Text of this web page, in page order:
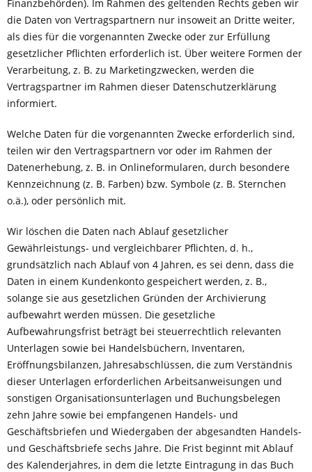
Finanzbehörden). Im Rahmen des geltenden Rechts geben wir
die Daten von Vertragspartnern nur insoweit an Dritte weiter,
als dies für die vorgenannten Zwecke oder zur Erfüllung
gesetzlicher Pflichten erforderlich ist. Über weitere Formen der
Verarbeitung, z. B. zu Marketingzwecken, werden die
Vertragspartner im Rahmen dieser Datenschutzerklärung
informiert.
Welche Daten für die vorgenannten Zwecke erforderlich sind,
teilen wir den Vertragspartnern vor oder im Rahmen der
Datenerhebung, z. B. in Onlineformularen, durch besondere
Kennzeichnung (z. B. Farben) bzw. Symbole (z. B. Sternchen
o.ä.), oder persönlich mit.
Wir löschen die Daten nach Ablauf gesetzlicher
Gewährleistungs- und vergleichbarer Pflichten, d. h.,
grundsätzlich nach Ablauf von 4 Jahren, es sei denn, dass die
Daten in einem Kundenkonto gespeichert werden, z. B.,
solange sie aus gesetzlichen Gründen der Archivierung
aufbewahrt werden müssen. Die gesetzliche
Aufbewahrungsfrist beträgt bei steuerrechtlich relevanten
Unterlagen sowie bei Handelsbüchern, Inventaren,
Eröffnungsbilanzen, Jahresabschlüssen, die zum Verständnis
dieser Unterlagen erforderlichen Arbeitsanweisungen und
sonstigen Organisationsunterlagen und Buchungsbelegen
zehn Jahre sowie bei empfangenen Handels- und
Geschäftsbriefen und Wiedergaben der abgesandten Handels-
und Geschäftsbriefe sechs Jahre. Die Frist beginnt mit Ablauf
des Kalenderjahres, in dem die letzte Eintragung in das Buch